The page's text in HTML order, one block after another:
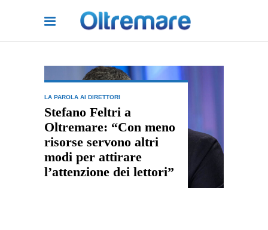
LA PAROLA AI DIRETTORI
Stefano Feltri a
Oltremare: “Con meno
risorse servono altri
modi per attirare
l’attenzione dei lettori”